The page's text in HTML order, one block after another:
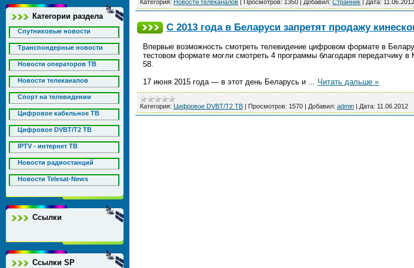
Категории раздела
Спутниковые новости
Транспондерные новости
Новости операторов ТВ
Новости телеканалов
Спорт на телевидении
Цифровое кабельное ТВ
Цифровое DVBT/T2 ТВ
IPTV - интернет ТВ
Новости радиостанций
Новости Telesat-News
Ссылки
Ссылки SP
Категория: Новости телеканалов | Просмотров: 1350 | Добавил: Странник | Дата: 11.06.2012
C 2013 года в Беларуси запретят продажу
Впервые возможность смотреть телевидение цифровом формате в
тестовом формате могли смотреть 4 программы благодаря передатчику
58.
17 июня 2015 года — в этот день Беларусь и ... Читать дальше »
Категория: Цифровое DVBT/T2 ТВ | Просмотров: 1570 | Добавил: admin | Дата: 11.06.2012